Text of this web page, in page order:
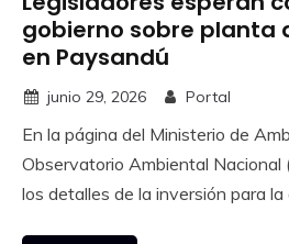
gobierno sobre planta
en Paysandú
junio 29, 2026 Portal
En la página del Ministerio de
Observatorio Ambiental Nacional
los detalles de la inversión para